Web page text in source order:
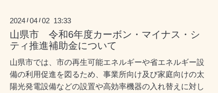
2024 /04 /02 13:33
山県市 令和6年度カーボン・マイナス・シ
ティ推進補助金について
山県市では、市の再生可能エネルギーや省エネルギー設
備の利用促進を図るため、事業所向け及び家庭向けの太
陽光発電設備などの設置や高効率機器の入れ替えに対し